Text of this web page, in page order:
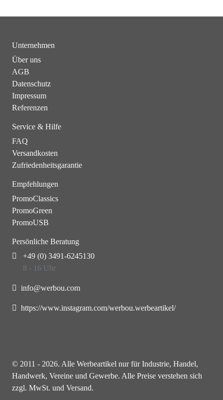
Unternehmen
Über uns
AGB
Datenschutz
Impressum
Referenzen
Service & Hilfe
FAQ
Versandkosten
Zufriedenheitsgarantie
Empfehlungen
PromoClassics
PromoGreen
PromoUSB
Persönliche Beratung
+49 (0) 3491-6245130
8 - 16 Uhr
info@werbou.com
https://www.instagram.com/werbou.werbeartikel/
© 2011 - 2026. Alle Werbeartikel nur für Industrie, Handel,
Handwerk, Vereine und Gewerbe. Alle Preise verstehen sich
zzgl. MwSt. und Versand.